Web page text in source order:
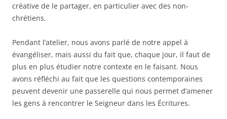
créative de le partager, en particulier avec des non-
chrétiens.
Pendant l’atelier, nous avons parlé de notre appel à
évangéliser, mais aussi du fait que, chaque jour, il faut de
plus en plus étudier notre contexte en le faisant. Nous
avons réfléchi au fait que les questions contemporaines
peuvent devenir une passerelle qui nous permet d’amener
les gens à rencontrer le Seigneur dans les Écritures.